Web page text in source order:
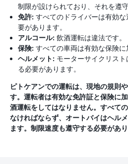
制限が設けられており、それを遵
免許: すべてのドライバーは有効
要があります。
アルコール: 飲酒運転は違法です。
保険: すべての車両は有効な保険に
ヘルメット: モーターサイクリス
る必要があります。
ピトケアンでの運転は、現地の規則
す。運転者は有効な免許証と保険に
酒運転をしてはなりません。すべて
なければならず、オートバイはヘル
ます。制限速度も遵守する必要があり